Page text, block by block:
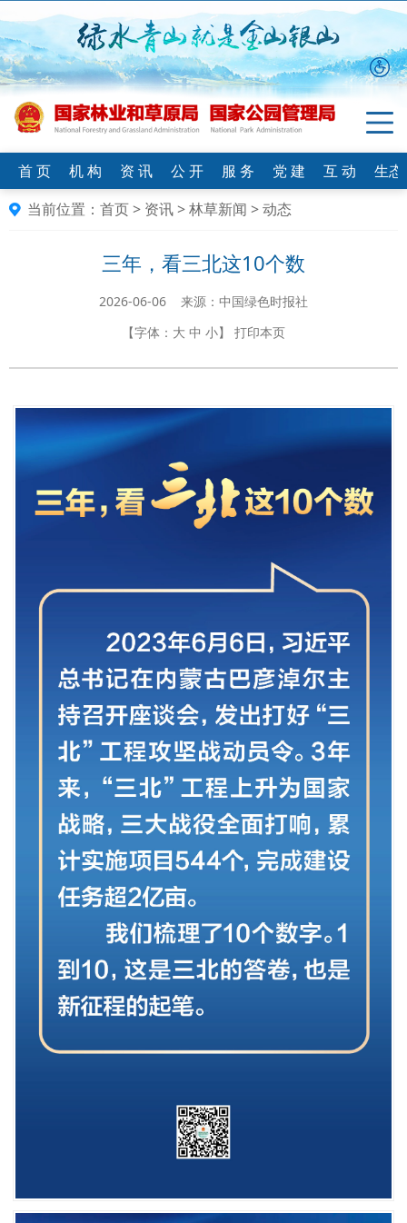
首 页 机 构 资 讯 公 开 服 务 党 建 互 动
生
当前位置： 首页> 资讯>林草新闻 >动态
三年，看三北这10个数
2026-06-06 来源：中国绿色时报社
【字体： 大 中 小】 打印本页